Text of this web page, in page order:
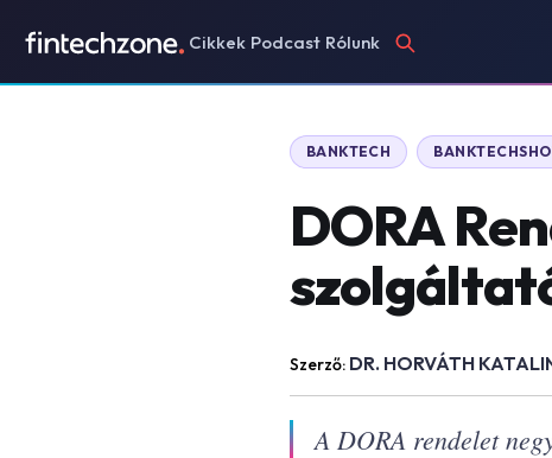
Cikkek Podcast Rólunk
BANKTECH
DORA
Szerző: DR. HORVÁTH
A DORA rendelet